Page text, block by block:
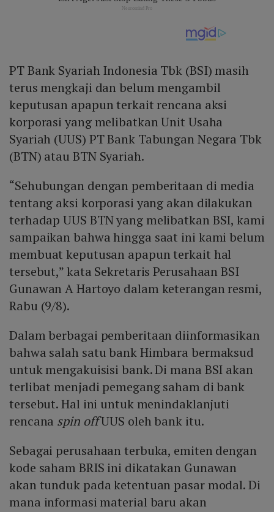
PT Bank Syariah Indonesia Tbk (BSI) masih
terus mengkaji dan belum mengambil
keputusan apapun terkait rencana aksi
korporasi yang melibatkan Unit Usaha
Syariah (UUS) PT Bank Tabungan Negara Tbk
(BTN) atau BTN Syariah.
“Sehubungan dengan pemberitaan di media
tentang aksi korporasi yang akan dilakukan
terhadap UUS BTN yang melibatkan BSI, kami
sampaikan bahwa hingga saat ini kami belum
membuat keputusan apapun terkait hal
tersebut,” kata Sekretaris Perusahaan BSI
Gunawan A Hartoyo dalam keterangan resmi,
Rabu (9/8).
Dalam berbagai pemberitaan diinformasikan
bahwa salah satu bank Himbara bermaksud
untuk mengakuisisi bank. Di mana BSI akan
terlibat menjadi pemegang saham di bank
tersebut. Hal ini untuk menindaklanjuti
rencana spin offUUS oleh bank itu.
Sebagai perusahaan terbuka, emiten dengan
kode saham BRIS ini dikatakan Gunawan
akan tunduk pada ketentuan pasar modal. Di
mana informasi material baru akan